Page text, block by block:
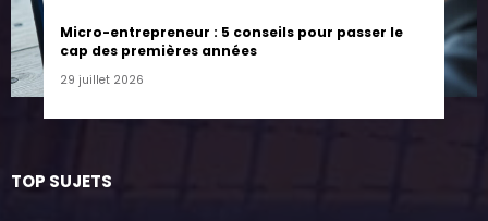
Micro-entrepreneur : 5 conseils pour passer le
cap des premières années
29 juillet 2026
TOP SUJETS